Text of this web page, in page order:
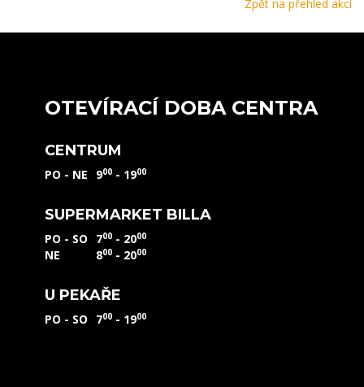
Zpět na přehled akcí
OTEVÍRACÍ DOBA CENTRA
CENTRUM
PO - NE 900 - 1900
SUPERMARKET BILLA
PO - SO 700 - 2000
NE 800 - 2000
U PEKAŘE
PO - SO 700 - 1900